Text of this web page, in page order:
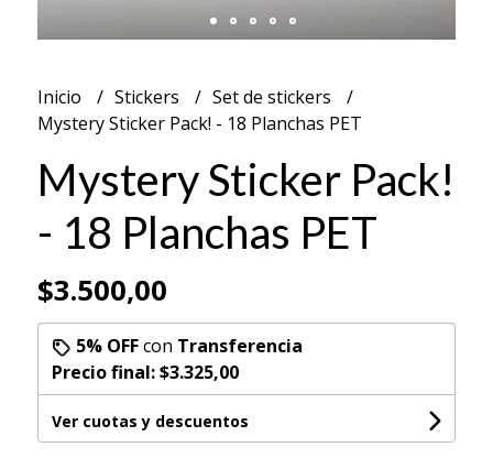
Inicio Stickers
Set de stickers
Mystery Sticker Pack! - 18 Planchas PET
Mystery Sticker Pack!
- 18 Planchas PET
$3.500,00
5% OFFcon Transferencia
Precio final:$3.325,00
Ver cuotas y descuentos